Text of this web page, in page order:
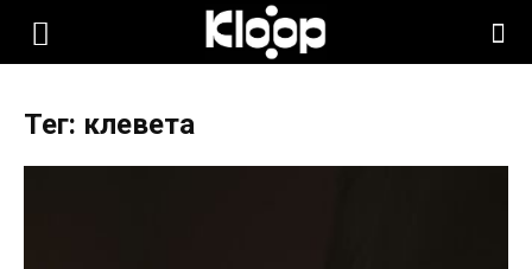
KLOOP.KG
Тег: клевета